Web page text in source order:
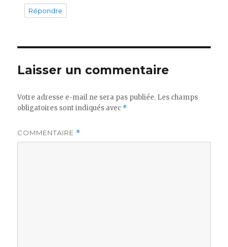
Répondre
Laisser un commentaire
Votre adresse e-mail ne sera pas publiée. Les champs
obligatoires sont indiqués avec *
COMMENTAIRE *